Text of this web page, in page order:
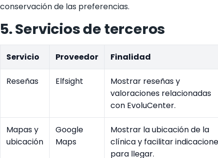
conservación de las preferencias.
5. Servicios de terceros
Servicio Proveedor Finalidad
Reseñas Elfsight
Mostrar reseñas y
valoraciones relacionadas
con EvoluCenter.
Mapas y
ubicación
Google
Maps
Mostrar la ubicación de la
clínica y facilitar
para llegar.